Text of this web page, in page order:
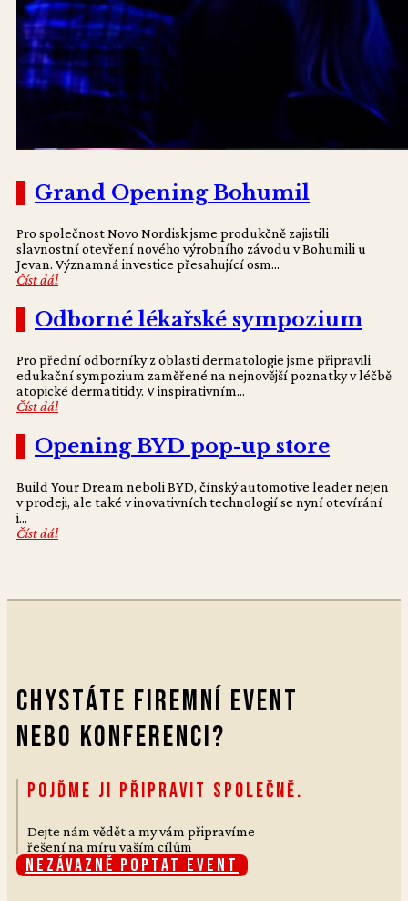
Další reference
Grand Opening Bohumil
Pro společnost Novo Nordisk jsme produkčně zajistili
slavnostní otevření nového výrobního závodu v Bohumili u
Jevan. Významná investice přesahující osm...
Číst dál
Odborné lékařské sympozium
Pro přední odborníky z oblasti dermatologie jsme připravili
edukační sympozium zaměřené na nejnovější poznatky v léčbě
atopické dermatitidy. V inspirativním...
Číst dál
Opening BYD pop-up store
Build Your Dream neboli BYD, čínský automotive leader nejen
v prodeji, ale také v inovativních technologií se nyní otevírání
i...
Číst dál
Chystáte firemní event
nebo konferenci?
Pojďme ji připravit společně.
Dejte nám vědět a my vám připravíme
řešení na míru vaším cílům
Nezávazně poptat event